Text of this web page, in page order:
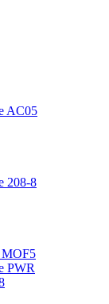
AC05
208-8
MOF5
PWR